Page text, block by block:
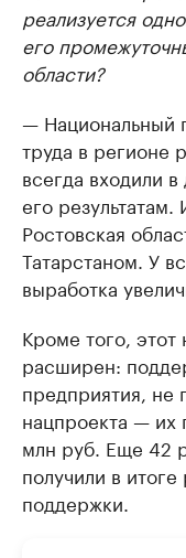
реализуется
его
области?
— Национальный
труда в регионе
всегда входили
его
Ростовская
Татарстаном. У
выработка
Кроме того, этот
расширен:
предприятия, не
нацпроекта — их
млн руб. Еще 42
получили в
поддержки.